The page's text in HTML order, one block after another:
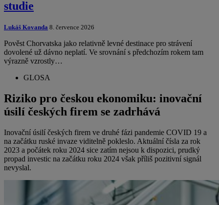
studie
Lukáš Kovanda 8. července 2026
Pověst Chorvatska jako relativně levné destinace pro strávení
dovolené už dávno neplatí. Ve srovnání s předchozím rokem tam
výrazně vzrostly…
GLOSA
Riziko pro českou ekonomiku: inovační
úsilí českých firem se zadrhává
Inovační úsilí českých firem ve druhé fázi pandemie COVID 19 a
na začátku ruské invaze viditelně pokleslo. Aktuální čísla za rok
2023 a počátek roku 2024 sice zatím nejsou k dispozici, prudký
propad investic na začátku roku 2024 však příliš pozitivní signál
nevyslal.